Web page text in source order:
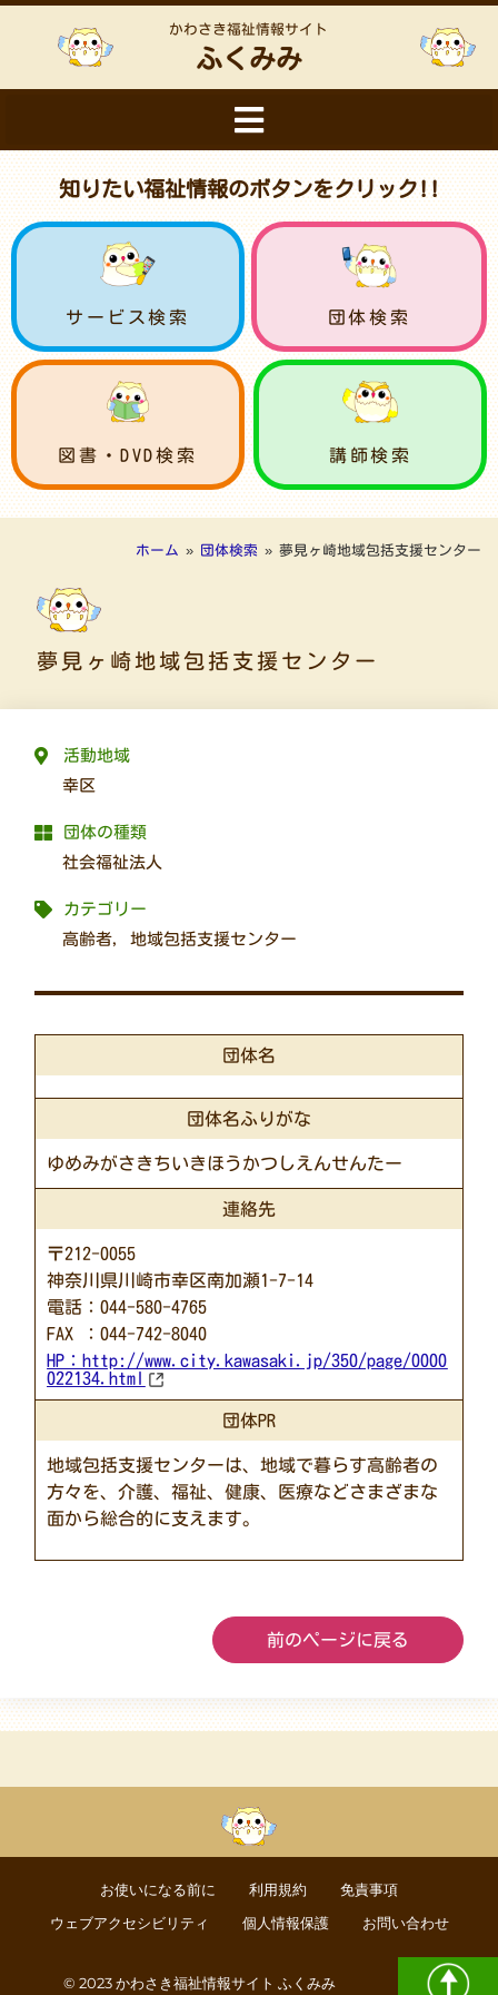
かわさき福祉情報サイト
ふくみみ
知りたい福祉情報のボタンをクリック!!
サービス検索 団体検索
図書・DVD検索 講師検索
ホーム » 団体検索 » 夢見ヶ崎地域包括支援センター
夢見ヶ崎地域包括支援センター
活動地域
幸区
団体の種類
社会福祉法人
カテゴリー
高齢者,地域包括支援センター
団体名
団体名ふりがな
ゆめみがさきちいきほうかつしえんせんたー
連絡先
〒212-0055
神奈川県川崎市幸区南加瀬1-7-14
電話：044-580-4765
FAX ：044-742-8040
HP： http://www.city.kawasaki.jp/350/page/0000
022134.html
団体PR
地域包括支援センターは、地域で暮らす高齢者の
方々を、介護、福祉、健康、医療などさまざまな
面から総合的に支えます。
前のページに戻る
お使いになる前に 利用規約
免責事項
ウェブアクセシビリティ
個人情報保護 お問い合わせ
© 2023 かわさき福祉情報サイト ふくみみ